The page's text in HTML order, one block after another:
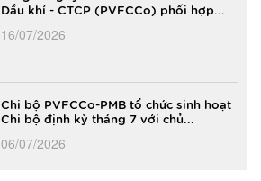
Dầu khí - CTCP (PVFCCo) phối hợp...
16/07/2026
Chi bộ PVFCCo-PMB tổ chức sinh hoạt
Chi bộ định kỳ tháng 7 với chủ...
06/07/2026